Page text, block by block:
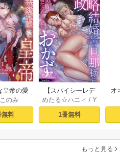
皇帝の愛
わらぬ
に響くは
― 1巻
のみ
無料
【スパイシーレデ
ィ】政略結婚した
塩対応の旦那様は
毎晩寝たふりをし
(1)
めたる☆ハニィ / Y
aaka
1冊無料
オ
もっと見る